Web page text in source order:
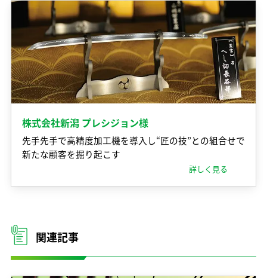
株式会社新潟 プレシジョン様
先手先手で高精度加工機を導入し“匠の技”との組合せで
新たな顧客を掘り起こす
詳しく見る
関連記事